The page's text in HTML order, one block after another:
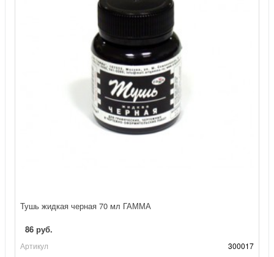
Тушь жидкая черная 70 мл ГАММА
86 руб.
Артикул 300017